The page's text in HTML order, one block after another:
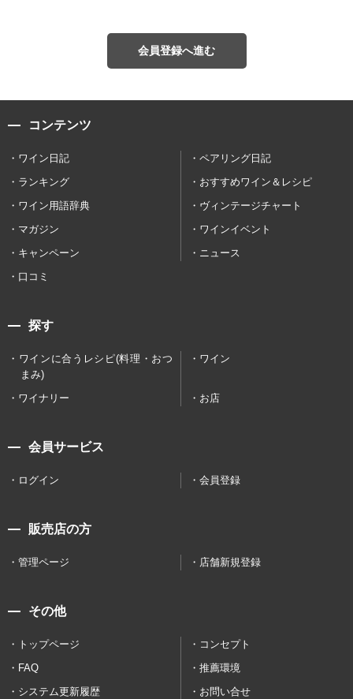
会員登録へ進む
コンテンツ
ワイン日記
ペアリング日記
ランキング
おすすめワイン＆レシピ
ワイン用語辞典
ヴィンテージチャート
マガジン
ワインイベント
キャンペーン
ニュース
口コミ
探す
ワインに合うレシピ(料理・おつ
まみ)
ワイン
ワイナリー お店
会員サービス
ログイン 会員登録
販売店の方
管理ページ 店舗新規登録
その他
トップページ
コンセプト
FAQ
推薦環境
システム更新履歴
お問い合せ